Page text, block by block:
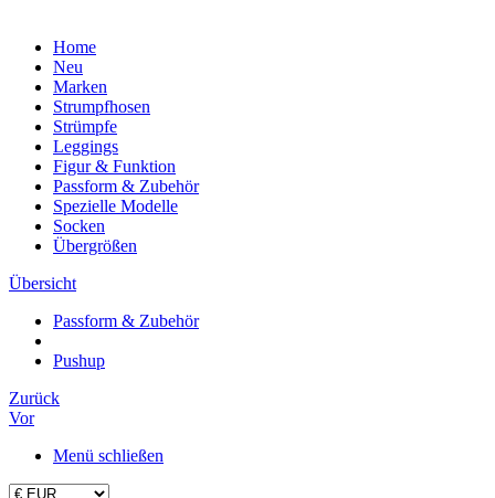
Home
Neu
Marken
Strumpfhosen
Strümpfe
Leggings
Figur & Funktion
Passform & Zubehör
Spezielle Modelle
Socken
Übergrößen
Übersicht
Passform & Zubehör
Pushup
Zurück
Vor
Menü schließen